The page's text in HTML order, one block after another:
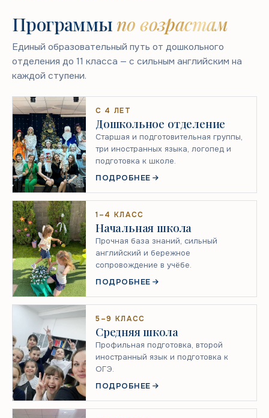
Программы по возрастам
Единый образовательный путь от дошкольного
отделения до 11 класса — с сильным английским на
каждой ступени.
С 4 ЛЕТ
Дошкольное отделение
Старшая и подготовительная группы,
три иностранных языка, логопед и
подготовка к школе.
ПОДРОБНЕЕ
1–4 КЛАСС
Начальная школа
Прочная база знаний, сильный
английский и бережное
сопровождение в учёбе.
ПОДРОБНЕЕ
5–9 КЛАСС
Средняя школа
Профильная подготовка, второй
иностранный язык и подготовка к
ОГЭ.
ПОДРОБНЕЕ